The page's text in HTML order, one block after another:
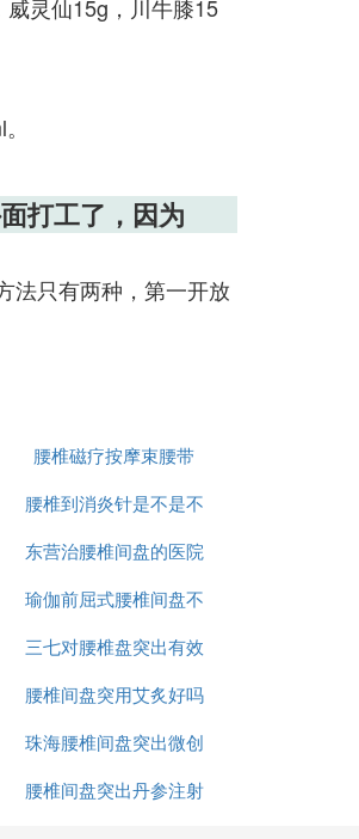
灵仙15g，川牛膝15
打工了，因为
法只有两种，第一开放
腰椎磁疗按摩束腰带
腰椎到消炎针是不是不
好
东营治腰椎间盘的医院
瑜伽前屈式腰椎间盘不
能练吗
三七对腰椎盘突出有效
吗
腰椎间盘突用艾炙好吗
珠海腰椎间盘突出微创
手术
腰椎间盘突出丹参注射